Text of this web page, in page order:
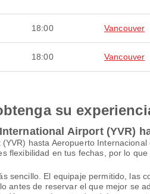
18:00 Vancouver
18:00 Vancouver
su
Airport (YVR)
hasta Aeropuerto
flexibilidad en tus fechas, por lo
sencillo. El equipaje permitido,
antes de reservar el que mejor se